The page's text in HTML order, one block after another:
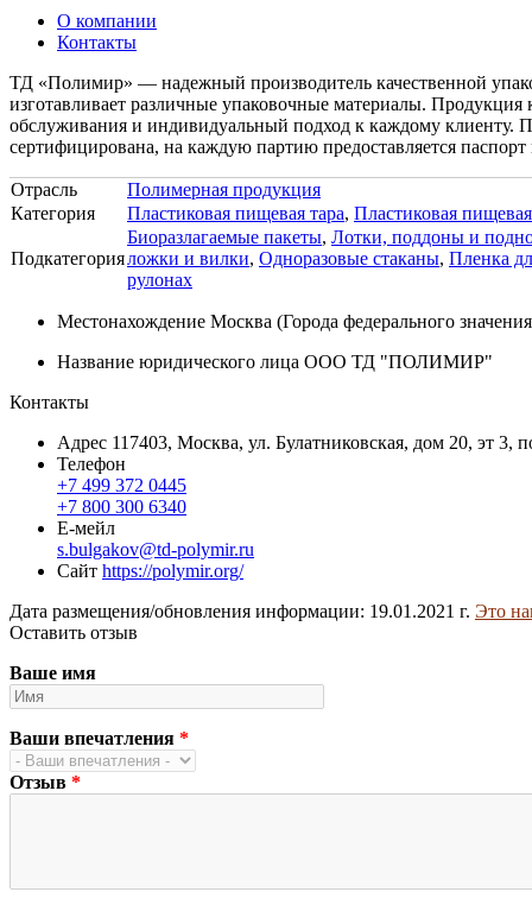
О компании
Контакты
ТД «Полимир» — надежный производитель качественной
изготавливает различные упаковочные материалы.
обслуживания и индивидуальный подход к каждому клиенту.
сертифицирована, на каждую партию предоставляется
Отрасль
Полимерная продукция
Категория
Пластиковая пищевая тара, Пластиковая
Подкатегория
Биоразлагаемые пакеты, Лотки, поддоны и
ложки и вилки, Одноразовые стаканы, Пленка
рулонах
Местонахождение Москва (Города федерального
Название юридического лица ООО ТД "ПОЛИМИР"
Контакты
Адрес 117403, Москва, ул. Булатниковская, дом 20, эт 3,
Телефон
+7 499 372 0445
+7 800 300 6340
Е-мейл
s.bulgakov@td-polymir.ru
Сайт https://polymir.org/
Дата размещения/обновления информации: 19.01.2021 г. Это
Оставить отзыв
Ваше имя
Ваши впечатления *
Отзыв *